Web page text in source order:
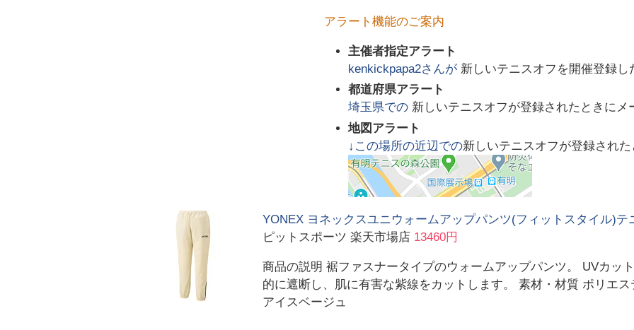
アラート機能のご案内
主催者指定アラート
kenkickpapa2さんが 新しいテニスオフを開催登録
都道府県アラート
埼玉県での 新しいテニスオフが登録されたときにメ
地図アラート
↓この場所の近辺での新しいテニスオフが登録され
YONEX ヨネックスユニウォームアップパンツ(フィットスタイル)テ
ピットスポーツ 楽天市場店 13460円
商品の説明 裾ファスナータイプのウォームアップパンツ。 UVカッ
的に遮断し、肌に有害な紫線をカットします。 素材・材質 ポリエ
アイスベージュ